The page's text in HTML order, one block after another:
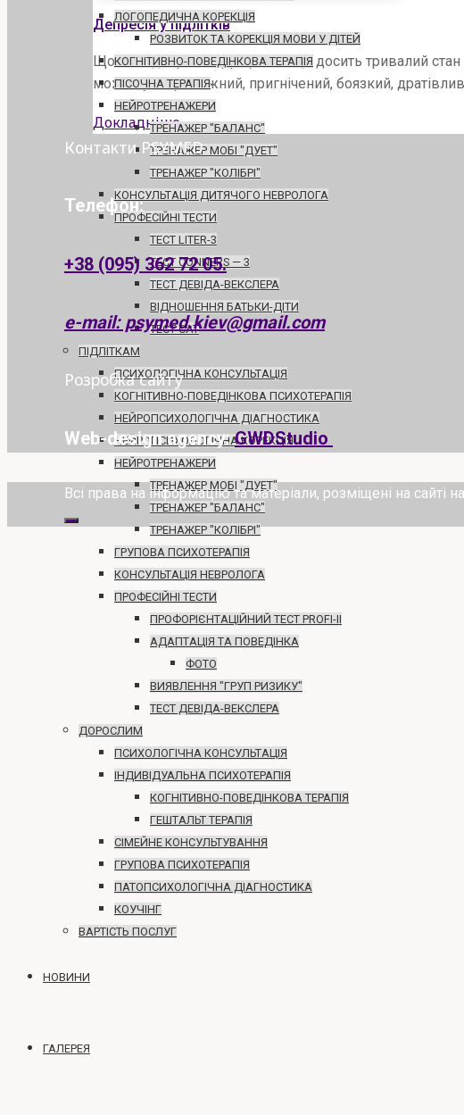
ЛОГОПЕДИЧНА КОРЕКЦІЯ
РОЗВИТОК ТА КОРЕКЦІЯ МОВИ У ДІТЕЙ
КОГНІТИВНО-ПОВЕДІНКОВА ТЕРАПІЯ
ПІСОЧНА ТЕРАПІЯ
НЕЙРОТРЕНАЖЕРИ
ТРЕНАЖЕР "БАЛАНС"
ТРЕНАЖЕР МОБІ "ДУЕТ"
ТРЕНАЖЕР "КОЛІБРІ"
КОНСУЛЬТАЦІЯ ДИТЯЧОГО НЕВРОЛОГА
ПРОФЕСІЙНІ ТЕСТИ
ТЕСТ LITER-3
ТЕСТ CONNERS — 3
ТЕСТ ДЕВІДА-ВЕКСЛЕРА
ВІДНОШЕННЯ БАТЬКИ-ДІТИ
ТЕСТ САТ
ПІДЛІТКАМ
ПСИХОЛОГІЧНА КОНСУЛЬТАЦІЯ
КОГНІТИВНО-ПОВЕДІНКОВА ПСИХОТЕРАПІЯ
НЕЙРОПСИХОЛОГІЧНА ДІАГНОСТИКА
НЕЙРОПСИХОЛОГІЧНА КОРЕКЦІЯ
НЕЙРОТРЕНАЖЕРИ
ТРЕНАЖЕР МОБІ "ДУЕТ"
ТРЕНАЖЕР "БАЛАНС"
ТРЕНАЖЕР "КОЛІБРІ"
ГРУПОВА ПСИХОТЕРАПІЯ
КОНСУЛЬТАЦІЯ НЕВРОЛОГА
ПРОФЕСІЙНІ ТЕСТИ
ПРОФОРІЄНТАЦІЙНИЙ ТЕСТ PROFI-II
АДАПТАЦІЯ ТА ПОВЕДІНКА
ФОТО
ВИЯВЛЕННЯ "ГРУП РИЗИКУ"
ТЕСТ ДЕВІДА-ВЕКСЛЕРА
ДОРОСЛИМ
ПСИХОЛОГІЧНА КОНСУЛЬТАЦІЯ
ІНДИВІДУАЛЬНА ПСИХОТЕРАПІЯ
КОГНІТИВНО-ПОВЕДІНКОВА ТЕРАПІЯ
ГЕШТАЛЬТ ТЕРАПІЯ
СІМЕЙНЕ КОНСУЛЬТУВАННЯ
ГРУПОВА ПСИХОТЕРАПІЯ
ПАТОПСИХОЛОГІЧНА ДІАГНОСТИКА
КОУЧІНГ
ВАРТІСТЬ ПОСЛУГ
НОВИНИ
ГАЛЕРЕЯ
Депресія у підлітків
Що таке депресія? Депресія - це досить тривалий
може бути тривожний, пригнічений, боязкий,
ДокладнішеДепресія
у
підлітків
Контакти PSYMED
Телефон:
+38 (095) 362 72 05.
e-mail: psymed.kiev@gmail.com
Розробка сайту
Web-design agency:GWDStudio
Всі права на інформацію та матеріали, розміщені на